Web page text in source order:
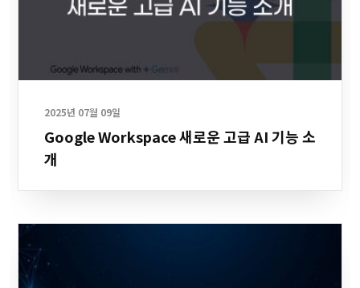
2025년 07월 09일
Google Workspace 새로운 고급 AI 기능 소
개